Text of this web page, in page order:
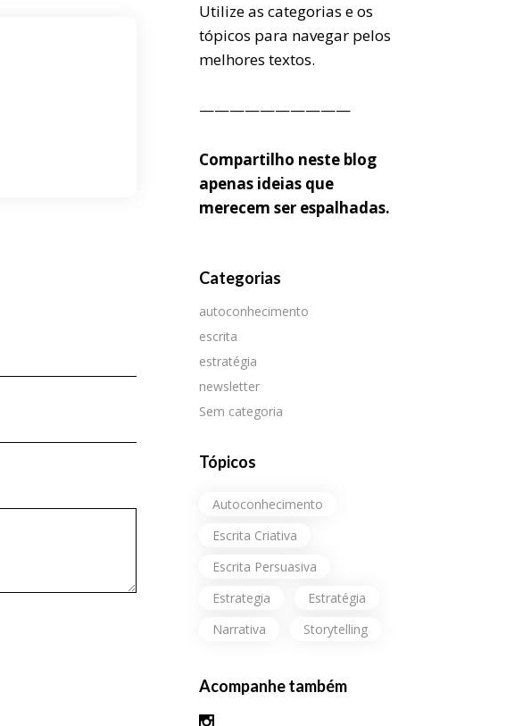
Utilize as categorias e os
tópicos para navegar pelos
melhores textos.
——————————
Compartilho neste blog
apenas ideias que
merecem ser espalhadas.
Categorias
autoconhecimento
escrita
estratégia
newsletter
Sem categoria
Tópicos
Autoconhecimento
Escrita Criativa
Escrita Persuasiva
Estrategia
Estratégia
Narrativa
Storytelling
Acompanhe também